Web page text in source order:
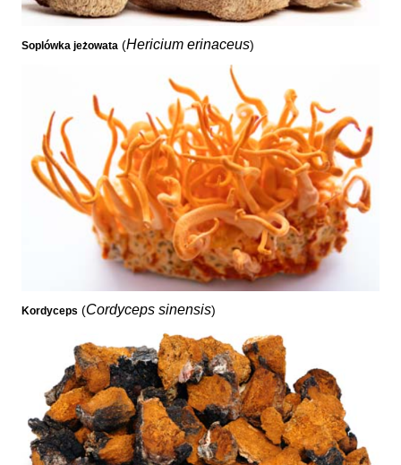
Soplówka jeżowata (Hericium erinaceus)
Kordyceps (Cordyceps sinensis)